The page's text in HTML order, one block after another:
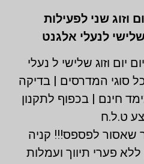
וזוג שני לפעילות
לנעלי אלגנט
יום וזוג שלישי ל נעלי
|1 + 1 + 1 על כל סוגי המדרסים | בדיקה
חינם | בכפוף לתקנון
ט.ל.ח
שאסור לפספס!!! קניה
פערי תיווך ועמלות